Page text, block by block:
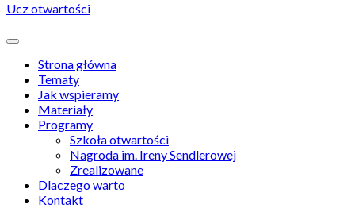
Ucz otwartości
Strona główna
Tematy
Jak wspieramy
Materiały
Programy
Szkoła otwartości
Nagroda im. Ireny Sendlerowej
Zrealizowane
Dlaczego warto
Kontakt